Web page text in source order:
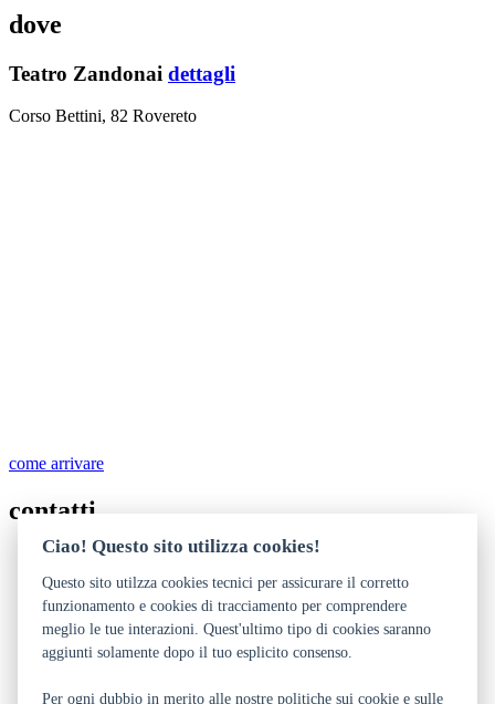
dove
Teatro Zandonai dettagli
Corso Bettini, 82 Rovereto
come arrivare
contatti
0464 452159
0464 452159
cultura@comune.rovereto.tn.it
www.teatro-zandonai.it
Dichiarazione di accessibilità
Note legali e crediti
Ciao! Questo sito utilizza cookies!
Questo sito utilzza cookies tecnici per assicurare il corretto
funzionamento e cookies di tracciamento per comprendere
meglio le tue interazioni. Quest'ultimo tipo di cookies saranno
aggiunti solamente dopo il tuo esplicito consenso.
Per ogni dubbio in merito alle nostre politiche sui cookie e sulle